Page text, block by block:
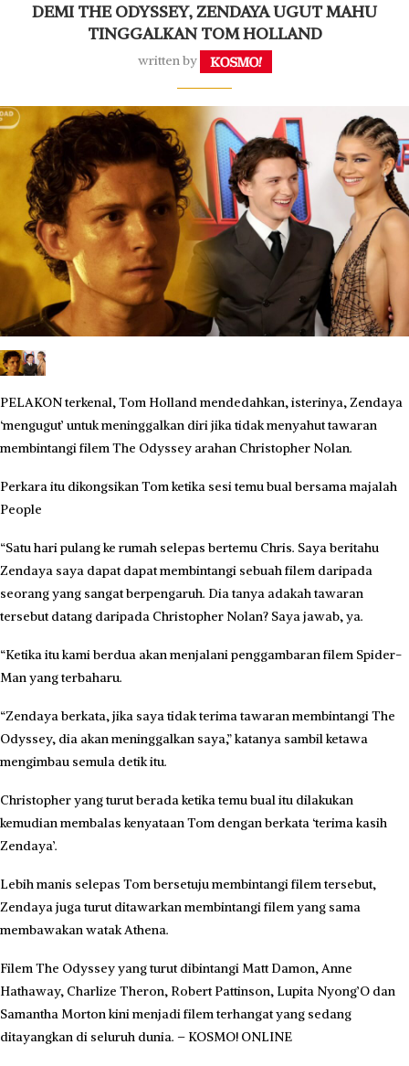
DEMI THE ODYSSEY, ZENDAYA UGUT MAHU
TINGGALKAN TOM HOLLAND
written by
PELAKON terkenal, Tom Holland mendedahkan, isterinya, Zendaya
‘mengugut’ untuk meninggalkan diri jika tidak menyahut tawaran
membintangi filem The Odyssey arahan Christopher Nolan.
Perkara itu dikongsikan Tom ketika sesi temu bual bersama majalah
People
“Satu hari pulang ke rumah selepas bertemu Chris. Saya beritahu
Zendaya saya dapat dapat membintangi sebuah filem daripada
seorang yang sangat berpengaruh. Dia tanya adakah tawaran
tersebut datang daripada Christopher Nolan? Saya jawab, ya.
“Ketika itu kami berdua akan menjalani penggambaran filem Spider-
Man yang terbaharu.
“Zendaya berkata, jika saya tidak terima tawaran membintangi The
Odyssey, dia akan meninggalkan saya,” katanya sambil ketawa
mengimbau semula detik itu.
Christopher yang turut berada ketika temu bual itu dilakukan
kemudian membalas kenyataan Tom dengan berkata ‘terima kasih
Zendaya’.
Lebih manis selepas Tom bersetuju membintangi filem tersebut,
Zendaya juga turut ditawarkan membintangi filem yang sama
membawakan watak Athena.
Filem The Odyssey yang turut dibintangi Matt Damon, Anne
Hathaway, Charlize Theron, Robert Pattinson, Lupita Nyong’O dan
Samantha Morton kini menjadi filem terhangat yang sedang
ditayangkan di seluruh dunia. – KOSMO! ONLINE